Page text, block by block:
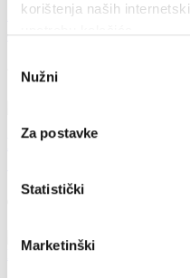
korištenja naših
pristanka
Nužni
Za postavke
Statistički
Marketinški
Završeni građevinski
dječjem igralištu
7. kolovoza 2026.
Makarska proslavila